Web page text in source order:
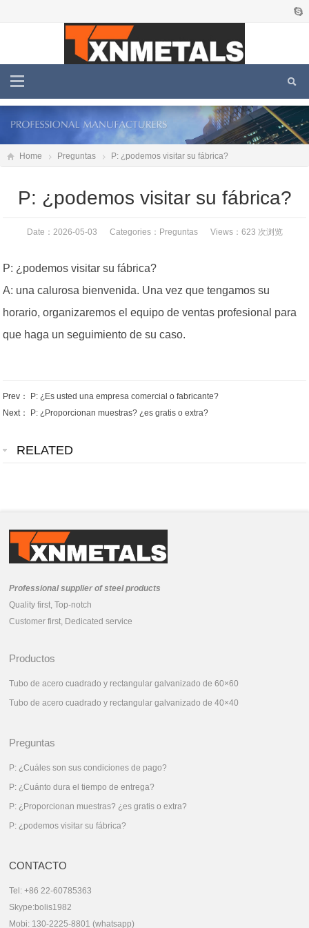
Home Preguntas P: ¿podemos visitar su fábrica?
P: ¿podemos visitar su fábrica?
Date：2026-05-03 Categories： PreguntasViews：623 次浏览
P: ¿podemos visitar su fábrica?
A: una calurosa bienvenida. Una vez que tengamos su
horario, organizaremos el equipo de ventas profesional para
que haga un seguimiento de su caso.
Prev：
P: ¿Es usted una empresa comercial o fabricante?
Next：
P: ¿Proporcionan muestras? ¿es gratis o extra?
RELATED
Professional supplier of steel products
Quality first, Top-notch
Customer first, Dedicated service
Productos
Tubo de acero cuadrado y rectangular galvanizado de 60×60
Tubo de acero cuadrado y rectangular galvanizado de 40×40
Preguntas
P: ¿Cuáles son sus condiciones de pago?
P: ¿Cuánto dura el tiempo de entrega?
P: ¿Proporcionan muestras? ¿es gratis o extra?
P: ¿podemos visitar su fábrica?
CONTACTO
Tel: +86 22-60785363
Skype:bolis1982
Mobi: 130-2225-8801 (whatsapp)